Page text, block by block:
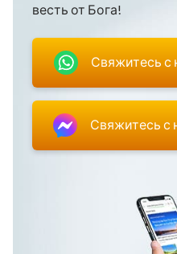
весть от Бога!
Свяжитесь с
Свяжитесь с